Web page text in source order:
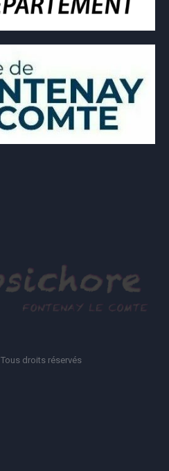
droits réservés